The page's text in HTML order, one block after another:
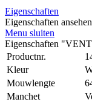
Eigenschaften
Eigenschaften ansehen
Menu sluiten
Eigenschaften
Productnr.
Kleur
Mouwlengte
Manchet